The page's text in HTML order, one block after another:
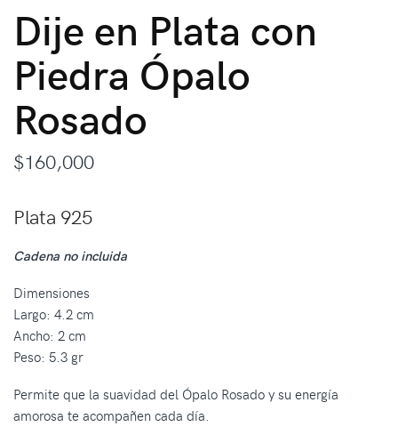
Dije en Plata con
Piedra Ópalo
Rosado
$160,000
Plata 925
Cadena no incluida
Dimensiones
Largo: 4.2 cm
Ancho: 2 cm
Peso: 5.3 gr
Permite que la suavidad del Ópalo Rosado y su energía
amorosa te acompañen cada día.